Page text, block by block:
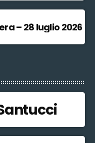
– 28 luglio 2026